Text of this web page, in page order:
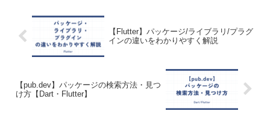
【Flutter】パッケージ/ライブラリ/プラグ
インの違いをわかりやすく解説
【pub.dev】パッケージの検索方法・見つ
け方【Dart・Flutter】